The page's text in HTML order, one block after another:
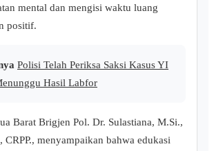
mental dan mengisi waktu luang
positif.
Polisi Telah Periksa Saksi Kasus YI
Hasil Labfor
Barat Brigjen Pol. Dr. Sulastiana, M.Si.,
CRPP., menyampaikan bahwa edukasi